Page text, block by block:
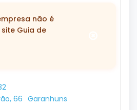
não é
Guia de
66 Garanhuns